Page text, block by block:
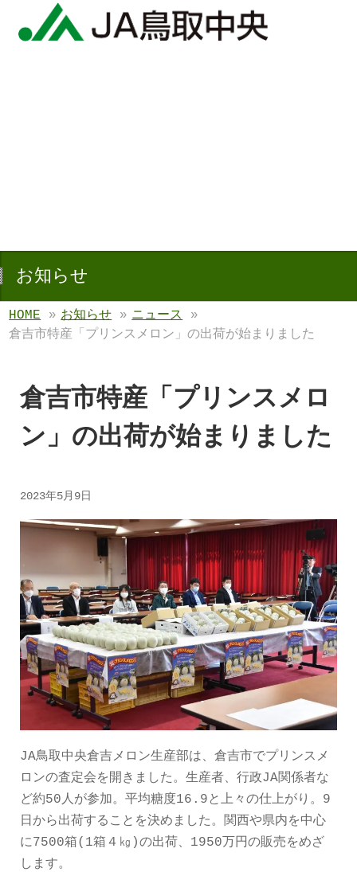
お知らせ
HOME » お知らせ » ニュース
»
倉吉市特産「プリンスメロン」の出荷が始まりました
倉吉市特産「プリンスメロ
ン」の出荷が始まりました
2023年5月9日
JA鳥取中央倉吉メロン生産部は、倉吉市でプリンスメ
ロンの査定会を開きました。生産者、行政JA関係者な
ど約50人が参加。平均糖度16.9と上々の仕上がり。9
日から出荷することを決めました。関西や県内を中心
に7500箱(1箱４㎏)の出荷、1950万円の販売をめざ
します。